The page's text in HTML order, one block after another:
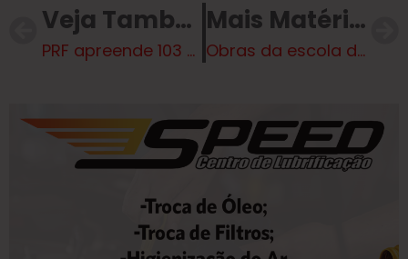
Veja Também
PRF apreende 103 kg de drogas em Três Lagoas/MS
Mais Matérias
Obras da escola do Montanini e do CEI de tempo integral, que criarão 645 novas vagas, seguem avançando em Três Lagoas